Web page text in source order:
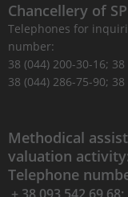
Chancellery of
Telephones for
number:
38 (044) 200-30-16;
38 (044) 286-75-90;
Methodical
valuation
Telephone